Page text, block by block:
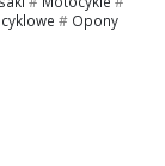
# Opony